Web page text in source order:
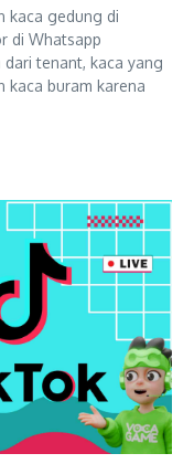
kaca gedung di
di Whatsapp
tenant, kaca yang
kaca buram karena